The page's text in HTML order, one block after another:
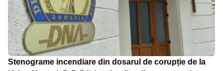
Stenograme incendiare din dosarul de corupție de la